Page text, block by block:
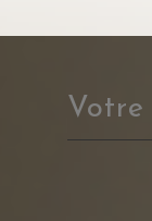
votre